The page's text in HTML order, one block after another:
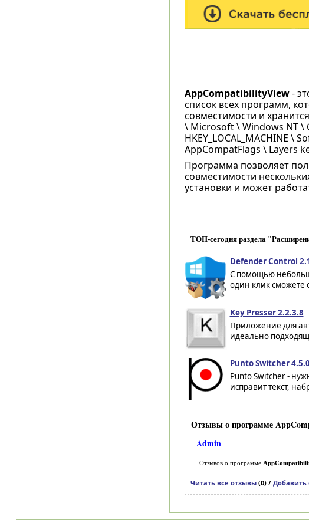
AppCompatibilityView-
список всех программ,
совместимости и
\ Microsoft \ Windows NT \
HKEY_LOCAL_MACHINE
AppCompatFlags \ Layers
Программа позволяет
совместимости
установки и может
ТОП-сегодня раздела
Defender Control
С помощью
один клик сможете
Key Presser 2.2.3.8
Приложение для
идеально
Punto Switcher
Punto Switcher -
исправит текст,
Отзывы о программе
Admin
Отзывов о программе
Читать все отзывы(0) / Добавить